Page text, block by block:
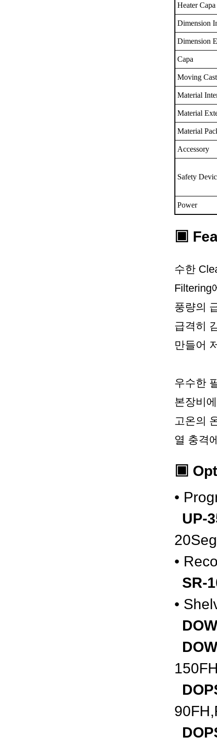
Heater Capa
Dimension
Dimension
Capa
Moving
Material
Material
Material
Accessory
Safety
Power
▣
수한
Filtering
풍량의
급격히
만들어
우수한
본장비
고온의
열 충격
▣
•
UP-
•
SR-
•